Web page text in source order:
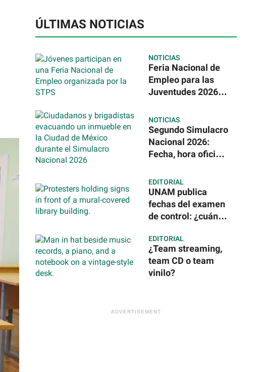
ÚLTIMAS NOTICIAS
NOTICIAS
Feria Nacional de
Empleo para las
Juventudes 2026:
31 mil vacantes en
todo México
NOTICIAS
Segundo Simulacro
Nacional 2026:
Fecha, hora oficial
escenarios
sísmicos en
México
EDITORIAL
UNAM publica
fechas del examen
de control: ¿cuándo
será?
EDITORIAL
¿Team streaming,
team CD o team
vinilo?